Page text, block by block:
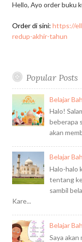
Hello, Ayo order buku
Order di sini: https://
redup-akhir-tahun
Popular Posts
Belajar
Halo!
beberapa
akan
Belajar
Halo-halo
tentang
sambil
Kare...
Belajar
Saya